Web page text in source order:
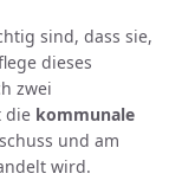
sind, dass sie,
dieses
zwei
die kommunale
und am
wird.